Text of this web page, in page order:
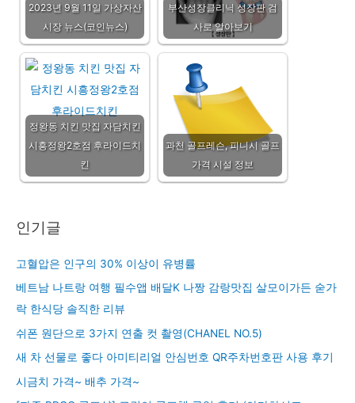
2023년 9월 11일 가상자산
시장 뉴스(코인뉴스)
부산성장클리닉 성장판 검
사로 알아보기
정왕동 치킨 맛집 자담치킨
시흥정왕2호점 후라이드치
킨
과천 골프레슨, 피니시 골프
가격 시설 정보
인기글
고혈압은 인구의 30% 이상이 유병률
베트남 나트랑 여행 필수앱 배달K 나짱 감랑맛집 살모이가든 숟가
락 한식당 솔직한 리뷰
쉬폰 원단으로 3가지 연출 컷 촬영(CHANEL NO.5)
새 차 선물로 좋다 아미티리얼 안심번호 QR주차번호판 사용 후기
시금치 가격~ 배추 가격~